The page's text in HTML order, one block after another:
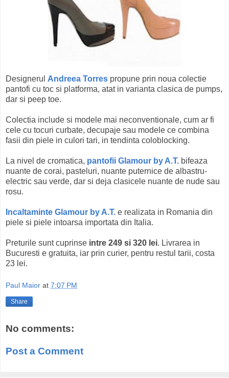
Designerul Andreea Torres propune prin noua colectie
pantofi cu toc si platforma, atat in varianta clasica de pumps,
dar si peep toe.
Colectia include si modele mai neconventionale, cum ar fi
cele cu tocuri curbate, decupaje sau modele ce combina
fasii din piele in culori tari, in tendinta coloblocking.
La nivel de cromatica, pantofii Glamour by A.T. bifeaza
nuante de corai, pasteluri, nuante puternice de albastru-
electric sau verde, dar si deja clasicele nuante de nude sau
rosu.
Incaltaminte Glamour by A.T. e realizata in Romania din
piele si piele intoarsa importata din Italia.
Preturile sunt cuprinse intre 249 si 320 lei. Livrarea in
Bucuresti e gratuita, iar prin curier, pentru restul tarii, costa
23 lei.
Paul Maior at 7:07 PM
Share
No comments:
Post a Comment